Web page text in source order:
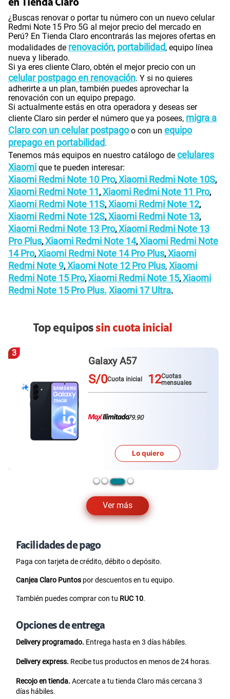
en Tienda Claro
¿Buscas renovar o portar tu número con un nuevo celular
Redmi Note 15 Pro 5G al mejor precio del mercado en
Perú? En Tienda Claro encontrarás las mejores ofertas en
modalidades de renovación, portabilidad, equipo línea
nueva y liberado.
Si ya eres cliente Claro, obtén el mejor precio con un
celular postpago en renovación. Y si no quieres
adherirte a un plan, también puedes aprovechar la
renovación con un equipo prepago.
Si actualmente estás en otra operadora y deseas ser
cliente Claro sin perder el número que ya posees, migra a
Claro con un celular postpagoo con un equipo
prepago en portabilidad.
Tenemos más equipos en nuestro catálogo de celulares
Xiaomi que te pueden interesar:
Xiaomi Redmi Note 10 Pro, Xiaomi Redmi Note 10S,
Xiaomi Redmi Note 11, Xiaomi Redmi Note 11 Pro,
Xiaomi Redmi Note 11S, Xiaomi Redmi Note 12,
Xiaomi Redmi Note 12S, Xiaomi Redmi Note 13,
Xiaomi Redmi Note 13 Pro, Xiaomi Redmi Note 13
Pro Plus, Xiaomi Redmi Note 14, Xiaomi Redmi Note
14 Pro, Xiaomi Redmi Note 14 Pro Plus, Xiaomi
Redmi Note 9, Xiaomi Note 12 Pro Plus, Xiaomi
Redmi Note 15 Pro, Xiaomi Redmi Note 15, Xiaomi
Redmi Note 15 Pro Plus. Xiaomi 17 Ultra.
Top equipossin cuota inicial
Ver más
3
Galaxy A57
S/0Cuota inicial 12Cuotas
mensuales
79.90
Lo quiero
Facilidades de pago
Paga con tarjeta de crédito, débito o depósito.
Canjea Claro Puntos por descuentos en tu equipo.
También puedes comprar con tu RUC 10.
Opciones de entrega
Delivery programado. Entrega hasta en 3 días hábiles.
Delivery express. Recibe tus productos en menos de 24 horas.
Recojo en tienda. Acercate a tu tienda Claro más cercana 3
días hábiles.